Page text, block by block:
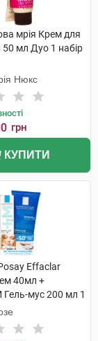
мрія Крем для
50 мл Дуо 1 набір
Нюкс
грн
КУПИТИ
Effaclar
40мл +
мус 200 мл 1